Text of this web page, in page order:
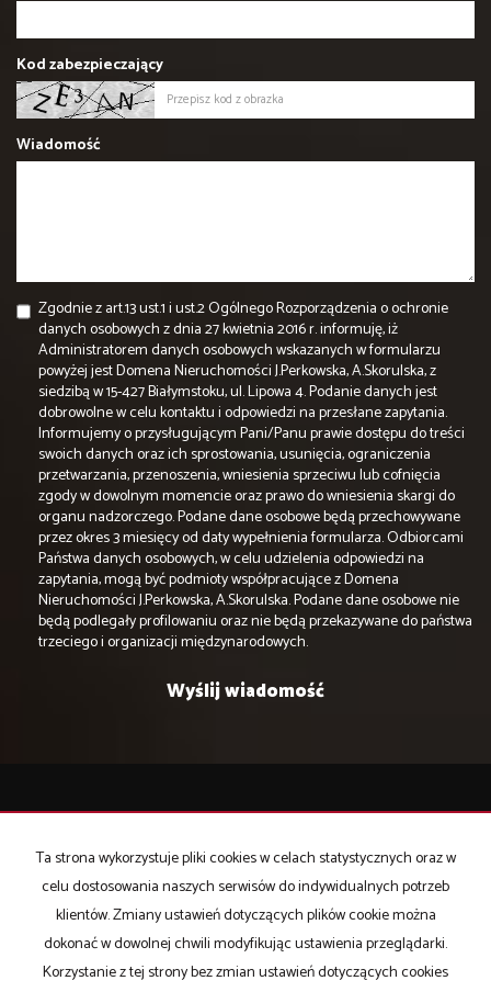
Kod zabezpieczający
Wiadomość
Zgodnie z art.13 ust.1 i ust.2 Ogólnego Rozporządzenia o ochronie
danych osobowych z dnia 27 kwietnia 2016 r. informuję, iż
Administratorem danych osobowych wskazanych w formularzu
powyżej jest Domena Nieruchomości J.Perkowska, A.Skorulska, z
siedzibą w 15-427 Białymstoku, ul. Lipowa 4. Podanie danych jest
dobrowolne w celu kontaktu i odpowiedzi na przesłane zapytania.
Informujemy o przysługującym Pani/Panu prawie dostępu do treści
swoich danych oraz ich sprostowania, usunięcia, ograniczenia
przetwarzania, przenoszenia, wniesienia sprzeciwu lub cofnięcia
zgody w dowolnym momencie oraz prawo do wniesienia skargi do
organu nadzorczego. Podane dane osobowe będą przechowywane
przez okres 3 miesięcy od daty wypełnienia formularza. Odbiorcami
Państwa danych osobowych, w celu udzielenia odpowiedzi na
zapytania, mogą być podmioty współpracujące z Domena
Nieruchomości J.Perkowska, A.Skorulska. Podane dane osobowe nie
będą podlegały profilowaniu oraz nie będą przekazywane do państwa
trzeciego i organizacji międzynarodowych.
15-427 Białystok
ul. Lipowa 4 lok.105
biuro@bialystok-nieruchomosci.pl
Mieszkaniana wynajem
Ta strona wykorzystuje pliki cookies w celach statystycznych oraz w
celu dostosowania naszych serwisów do indywidualnych potrzeb
klientów. Zmiany ustawień dotyczących plików cookie można
dokonać w dowolnej chwili modyfikując ustawienia przeglądarki.
Korzystanie z tej strony bez zmian ustawień dotyczących cookies